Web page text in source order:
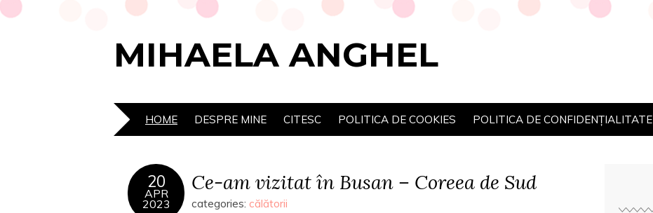
MIHAELA ANGHEL
HOME DESPRE MINE CITESC POLITICA DE COOKIES POLITICA DE CONFIDENȚIALITATE
20
APR
2023
Ce-am vizitat în Busan – Coreea de Sud
categories: călătorii